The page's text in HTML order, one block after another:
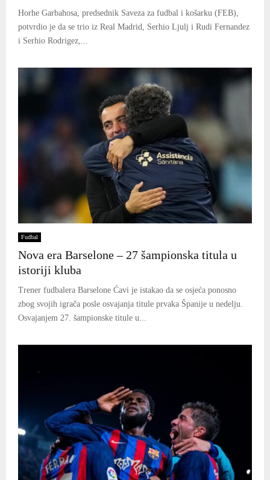
Horhe Garbahosa, predsednik Saveza za fudbal i košarku (FEB),
potvrdio je da se trio iz Real Madrid, Serhio Ljulj i Rudi Fernandez
i Serhio Rodrigez,...
Fudbal
Nova era Barselone – 27 šampionska titula u
istoriji kluba
Trener fudbalera Barselone Ćavi je istakao da se osjeća ponosno
zbog svojih igrača posle osvajanja titule prvaka Španije u nedelju.
Osvajanjem 27. šampionske titule u...